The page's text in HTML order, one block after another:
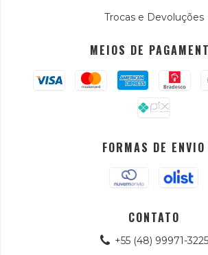
Trocas e Devoluções
MEIOS DE
FORMAS DE ENVIO
CONTATO
+55 (48) 99971-3225